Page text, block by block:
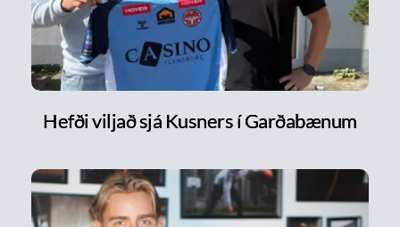
Hefði viljað sjá Kusners í Garðabænum